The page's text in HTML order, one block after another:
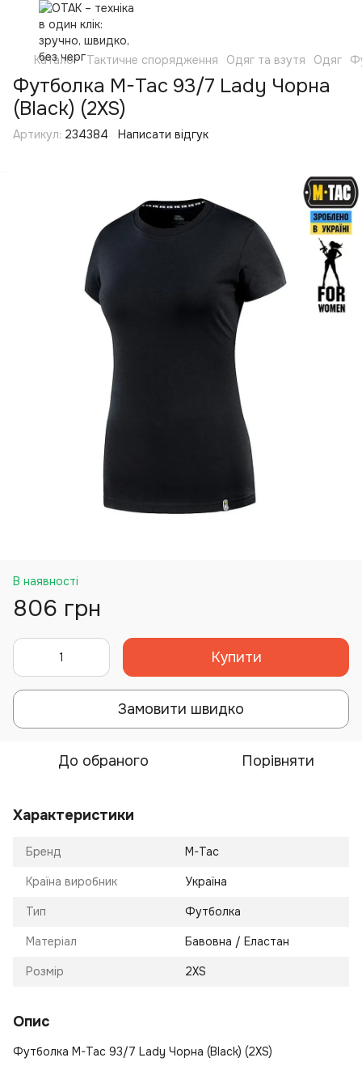
Каталог Тактичне спорядження Одяг та взутя Одяг
Футболка M-Tac 93/7 Lady Чорна
(Black) (2XS)
Артикул: 234384 Написати відгук
В наявності
806 грн
Купити
Замовити швидко
До обраного Порівняти
Характеристики
Бренд M-Tac
Країна виробник Україна
Тип Футболка
Матеріал Бавовна / Еластан
Розмір 2XS
Опис
Футболка M-Tac 93/7 Lady Чорна (Black) (2XS)